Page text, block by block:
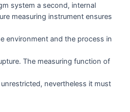
system a second, internal
measuring instrument ensures
environment and the process in
The measuring function of
nevertheless it must